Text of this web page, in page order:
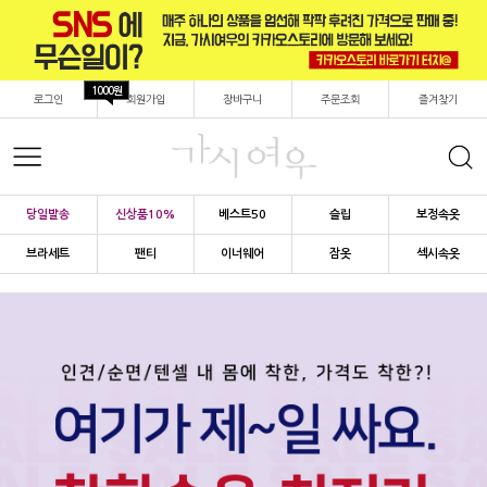
로그인 회원가입
1000원
장바구니 주문조회 즐겨찾기
당일발송 신상품10% 베스트50 슬립 보정속옷
브라세트 팬티 이너웨어 잠옷 섹시속옷